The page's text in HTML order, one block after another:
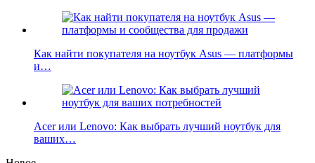
Как найти покупателя на ноутбук Asus — платформы
и…
Acer или Lenovo: Как выбрать лучший ноутбук для
ваших…